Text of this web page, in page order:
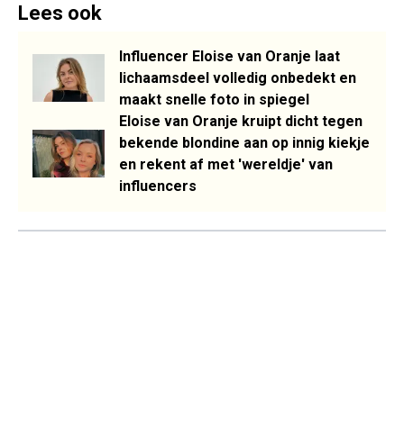
Lees ook
Influencer Eloise van Oranje laat
lichaamsdeel volledig onbedekt en
maakt snelle foto in spiegel
Eloise van Oranje kruipt dicht tegen
bekende blondine aan op innig kiekje
en rekent af met 'wereldje' van
influencers